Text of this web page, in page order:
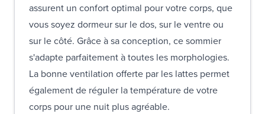
assurent un confort optimal pour votre corps, que
vous soyez dormeur sur le dos, sur le ventre ou
sur le côté. Grâce à sa conception, ce sommier
s'adapte parfaitement à toutes les morphologies.
La bonne ventilation offerte par les lattes permet
également de réguler la température de votre
corps pour une nuit plus agréable.